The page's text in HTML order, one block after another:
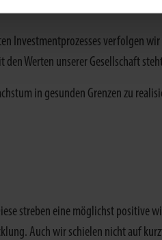
Investmentprozesses verfolgen
Werten unserer Gesellschaft
in gesunden Grenzen zu
streben eine möglichst positive
Auch wir schielen nicht auf